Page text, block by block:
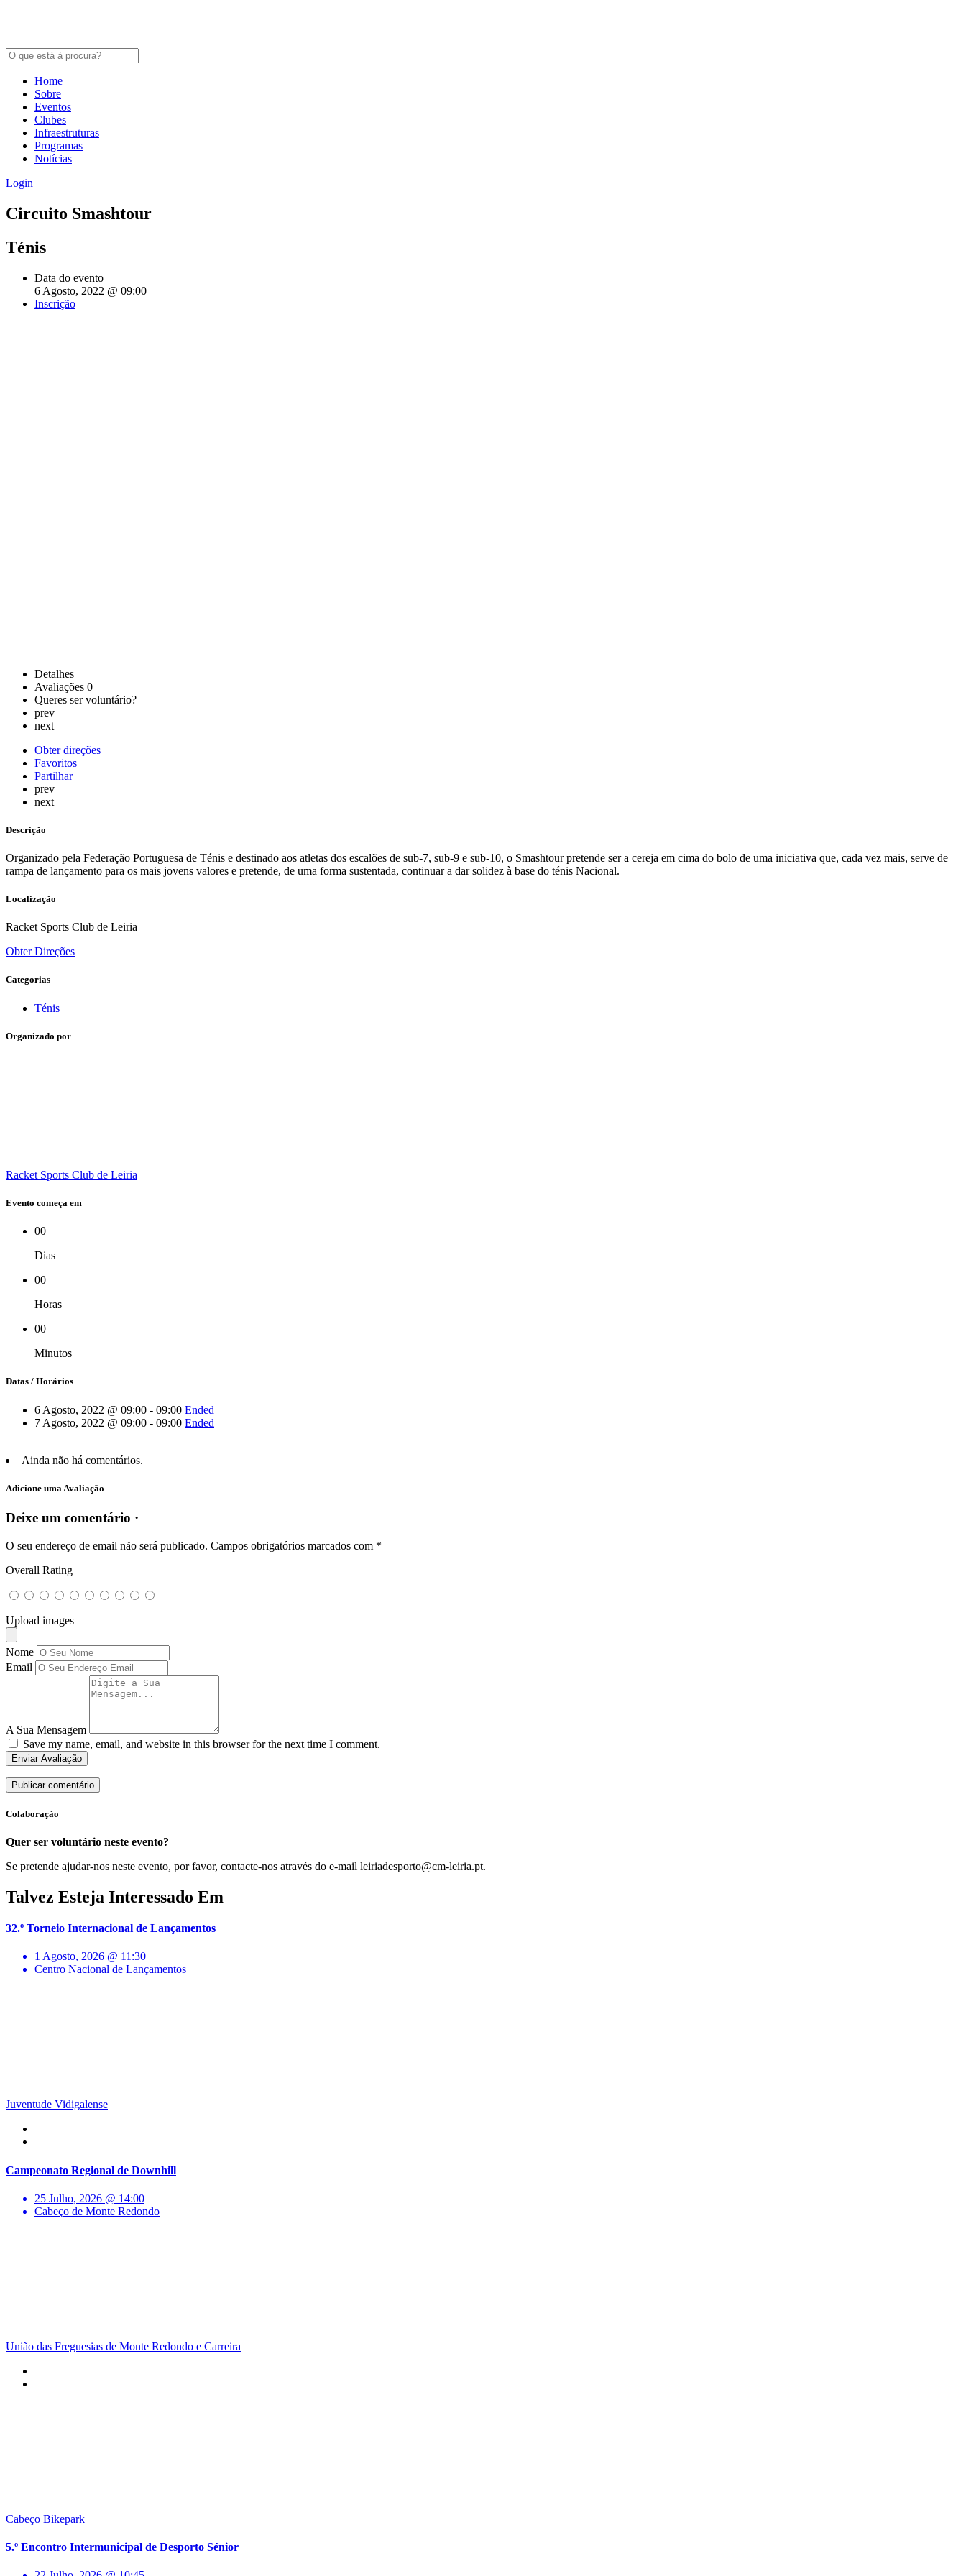
Home
Sobre
Eventos
Clubes
Infraestruturas
Programas
Notícias
Login
Circuito Smashtour
Ténis
Data do evento
6 Agosto, 2022 @ 09:00
Inscrição
Detalhes
Avaliações 0
Queres ser voluntário?
prev
next
Obter direções
Favoritos
Partilhar
prev
next
Descrição
Organizado pela Federação Portuguesa de Ténis e destinado aos atletas dos escalões de sub-7, sub-9 e sub-10, o Smashtour pretende ser a cereja em cima do bolo de uma iniciativa que, cada vez mais, serve de
rampa de lançamento para os mais jovens valores e pretende, de uma forma sustentada, continuar a dar solidez à base do ténis Nacional.
Localização
Racket Sports Club de Leiria
Obter Direções
Categorias
Ténis
Organizado por
Racket Sports Club de Leiria
Evento começa em
00
Dias
00
Horas
00
Minutos
Datas / Horários
6 Agosto, 2022 @ 09:00 - 09:00 Ended
7 Agosto, 2022 @ 09:00 - 09:00 Ended
Ainda não há comentários.
Adicione uma Avaliação
Deixe um comentário ·
O seu endereço de email não será publicado. Campos obrigatórios marcados com *
Overall Rating
Upload images
Nome
Email
A Sua Mensagem
Save my name, email, and website in this browser for the next time I comment.
Enviar Avaliação
Colaboração
Quer ser voluntário neste evento?
Se pretende ajudar-nos neste evento, por favor, contacte-nos através do e-mail leiriadesporto@cm-leiria.pt.
Talvez Esteja Interessado Em
32.º Torneio Internacional de Lançamentos
1 Agosto, 2026 @ 11:30
Centro Nacional de Lançamentos
Juventude Vidigalense
Campeonato Regional de Downhill
25 Julho, 2026 @ 14:00
Cabeço de Monte Redondo
União das Freguesias de Monte Redondo e Carreira
Cabeço Bikepark
5.º Encontro Intermunicipal de Desporto Sénior